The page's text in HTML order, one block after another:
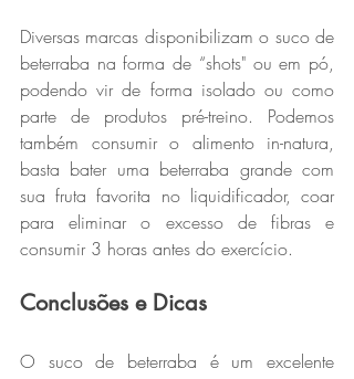
Diversas marcas disponibilizam o suco de
beterraba na forma de “shots" ou em pó,
podendo vir de forma isolado ou como
parte de produtos pré-treino. Podemos
também consumir o alimento in-natura,
basta bater uma beterraba grande com
sua fruta favorita no liquidificador, coar
para eliminar o excesso de fibras e
consumir 3 horas antes do exercício.
Conclusões e Dicas
O suco de beterraba é um excelente